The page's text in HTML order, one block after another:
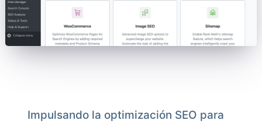
Impulsando la optimización SEO para